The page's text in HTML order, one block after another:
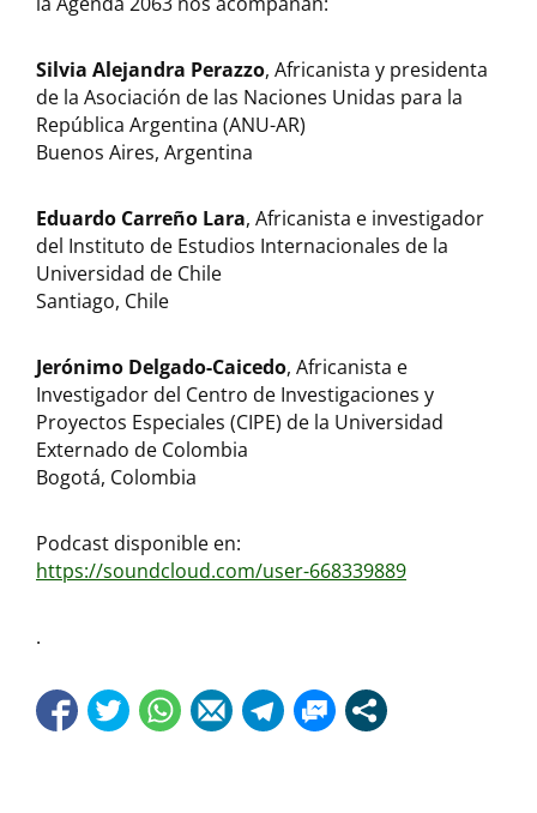
Silvia Alejandra Perazzo, Africanista y presidenta
de la Asociación de las Naciones Unidas para la
República Argentina (ANU-AR)
Buenos Aires, Argentina
Eduardo Carreño Lara, Africanista e investigador
del Instituto de Estudios Internacionales de la
Universidad de Chile
Santiago, Chile
Jerónimo Delgado-Caicedo, Africanista e
Investigador del Centro de Investigaciones y
Proyectos Especiales (CIPE) de la Universidad
Externado de Colombia
Bogotá, Colombia
Podcast disponible en:
https://soundcloud.com/user-668339889
.